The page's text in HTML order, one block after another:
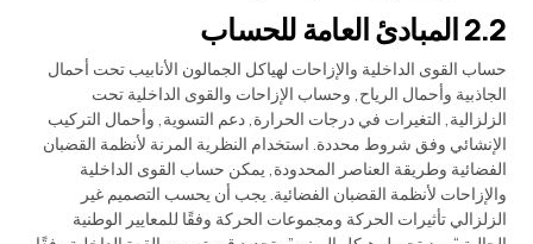
2.2 المبادئ العامة للحساب
حساب القوى الداخلية والإزاحات لهياكل الجمالون الأنابيب تحت أحمال
الجاذبية وأحمال الرياح, وحساب الإزاحات والقوى الداخلية تحت
الزلزالية, التغيرات في درجات الحرارة, دعم التسوية, وأحمال التركيب
الإنشائي وفق شروط محددة. استخدام النظرية المرنة لأنظمة القضبان
الفضائية وطريقة العناصر المحدودة, يمكن حساب القوى الداخلية
والإزاحات لأنظمة القضبان الفضائية. يجب أن يحسب التصميم غير
الزلزالي تأثيرات الحركة ومجموعات الحركة وفقًا للمعايير الوطنية